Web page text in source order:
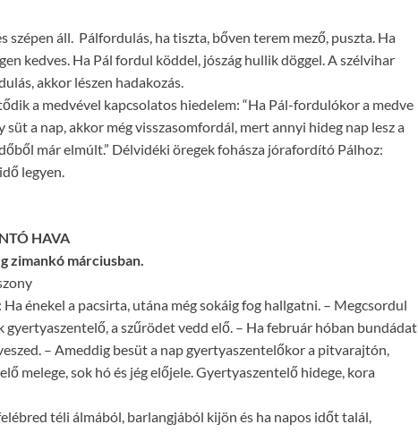
áll. Pálfordulás, ha tiszta, bőven terem mező, puszta. Ha
kedves. Ha Pál fordul köddel, jószág hullik döggel. A szélvihar
akkor lészen hadakozás.
a medvével kapcsolatos hiedelem: “Ha Pál-fordulókor a medve
a nap, akkor még visszasomfordál, mert annyi hideg nap lesz a
már elmúlt.” Délvidéki öregek fohásza jórafordító Pálhoz:
legyen.
HAVA
zimankó márciusban.
énekel a pacsirta, utána még sokáig fog hallgatni. – Megcsordul
gyertyaszentelő, a szűrödet vedd elő. – Ha február hóban bundádat
– Ameddig besüt a nap gyertyaszentelőkor a pitvarajtón,
melege, sok hó és jég előjele. Gyertyaszentelő hidege, kora
téli álmából, barlangjából kijön és ha napos időt talál,